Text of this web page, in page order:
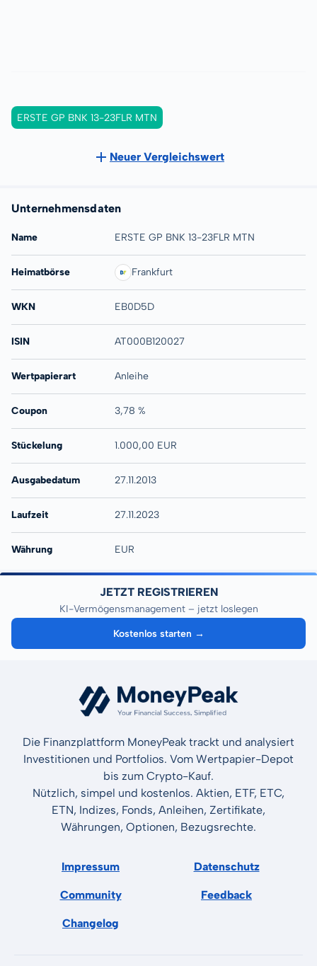
ERSTE GP BNK 13-23FLR MTN
Neuer Vergleichswert
Unternehmensdaten
Name ERSTE GP BNK 13-23FLR MTN
Heimatbörse Frankfurt
WKN EB0D5D
ISIN AT000B120027
Wertpapierart Anleihe
Coupon 3,78 %
Stückelung 1.000,00 EUR
Ausgabedatum 27.11.2013
Laufzeit 27.11.2023
Währung EUR
JETZT REGISTRIEREN
KI-Vermögensmanagement – jetzt loslegen
Kostenlos starten →
Die Finanzplattform MoneyPeak trackt und analysiert
Investitionen und Portfolios. Vom Wertpapier-Depot
bis zum Crypto-Kauf.
Nützlich, simpel und kostenlos. Aktien, ETF, ETC,
ETN, Indizes, Fonds, Anleihen, Zertifikate,
Währungen, Optionen, Bezugsrechte.
Impressum Datenschutz
Community Feedback
Changelog